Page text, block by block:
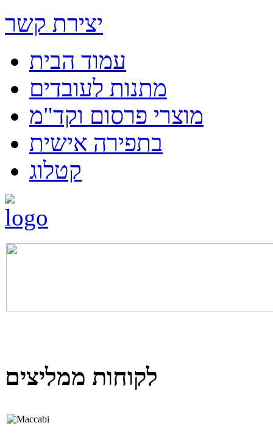
יצירת קשר
עמוד הבית
מתנות לעובדים
מוצרי פרסום וקד"מ
בתפירה אישית
קטלוג
לקוחות ממליצים